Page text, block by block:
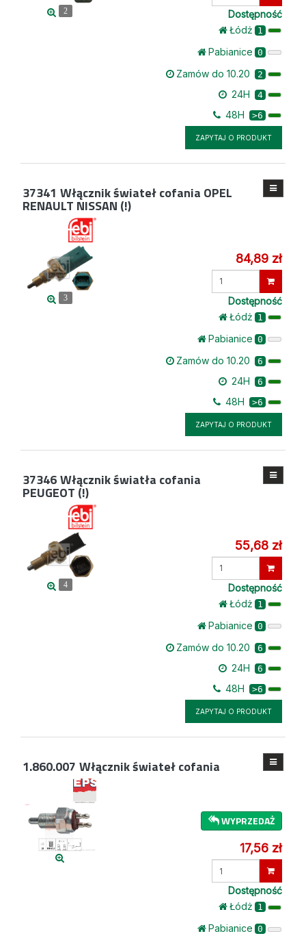
2
Dostępność
Łódż 1
Pabianice 0
Zamów do 10.20 2
24H 4
48H >6
ZAPYTAJ O PRODUKT
37341 Włącznik świateł cofania OPEL
RENAULT NISSAN (!)
3
84,89 zł
Wprowadź
Dostępność
Łódż 1
Pabianice 0
Zamów do 10.20 6
24H 6
48H >6
ZAPYTAJ O PRODUKT
37346Włącznik światła cofania
PEUGEOT (!)
4
55,68 zł
Wprowadź
Dostępność
Łódż 1
Pabianice 0
Zamów do 10.20 6
24H 6
48H >6
ZAPYTAJ O PRODUKT
1.860.007 Włącznik świateł cofania
WYPRZEDAŻ
17,56 zł
Dostępność
Łódż 1
Pabianice 0